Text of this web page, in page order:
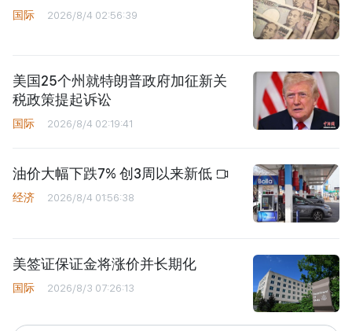
国际 2026/8/4 02:56:39
美国25个州就特朗普政府加征新关
税政策提起诉讼
国际 2026/8/4 02:19:41
油价大幅下跌7% 创3周以来新低
经济 2026/8/4 01:56:38
美签证保证金将涨价并长期化
国际 2026/8/3 07:26:13